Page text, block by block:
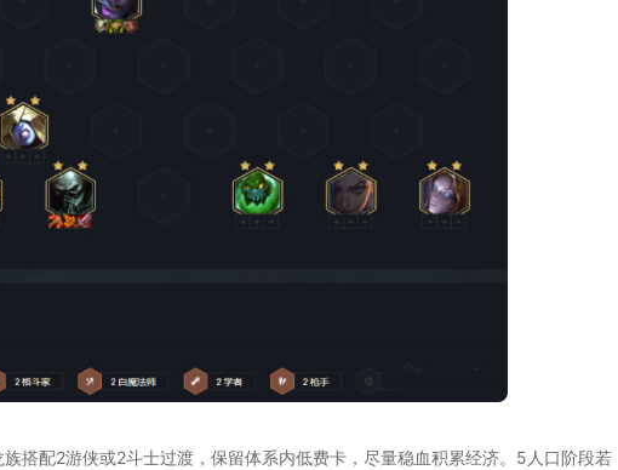
搭配2游侠或2斗士过渡，保留体系内低费卡，尽量稳血积累经济。5人口阶段若